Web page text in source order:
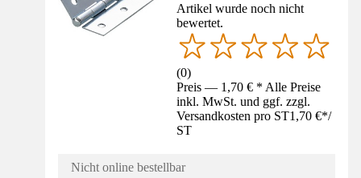
Artikel wurde noch nicht
bewertet.
(0)
Preis — 1,70 € * Alle Preise
inkl. MwSt. und ggf. zzgl.
Versandkosten pro ST1,70 €*/
ST
Nicht online bestellbar